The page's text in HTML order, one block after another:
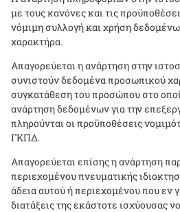
με τους κανόνες και τις
νόμιμη συλλογή και χρήση
χαρακτήρα.
Απαγορεύεται η ανάρτηση στην
συνιστούν δεδομένα προσωπικού
συγκατάθεση του προσώπου στο
ανάρτηση δεδομένων για την
πληρούνται οι προϋποθέσεις
ΓΚΠΔ.
Απαγορεύεται επίσης η ανάρτηση
περιεχομένου πνευματικής
άδεια αυτού ή περιεχομένου που εν
διατάξεις της εκάστοτε ισχύουσας